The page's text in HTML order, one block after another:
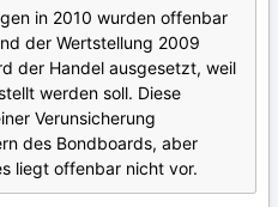
in 2010 wurden offenbar
der Wertstellung 2009
der Handel ausgesetzt, weil
werden soll. Diese
Verunsicherung
des Bondboards, aber
liegt offenbar nicht vor.